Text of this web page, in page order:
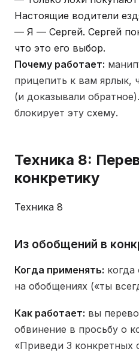
Настоящие водители
— Я — Сергей. Сергей
что это его выбор.
Почему работает:
прицепить к вам ярлык,
(и доказывали
блокирует эту схему.
Техника 8:
конкретику
Техника 8
Из обобщений в
Когда применять: когда
на обобщениях («ты
Как работает: вы
обвинение в просьбу о
«Приведи 3 конкретных